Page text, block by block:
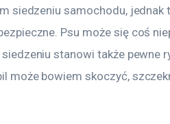
siedzeniu samochodu, jednak
Psu może się coś
stanowi także pewne
może bowiem skoczyć,